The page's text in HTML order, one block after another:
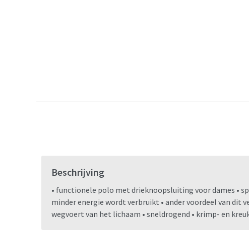
Beschrijving
• functionele polo met drieknoopsluiting voor dames •
minder energie wordt verbruikt • ander voordeel van dit
wegvoert van het lichaam • sneldrogend • krimp- en